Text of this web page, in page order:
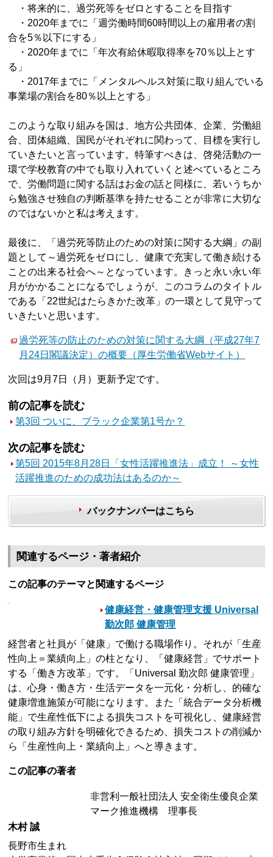
・将来的に、過労死等をゼロとすることを目指す
・2020年までに「週労働時間60時間以上の雇用者の割
合を5％以下にする」
・2020年までに「年次有給休暇取得率を70％以上とす
る」
・2017年までに「メンタルヘルス対策に取り組んでいる
事業場の割合を80％以上とする」
このような取り組みを国は、地方公共団体、企業、労働組
合、団体組織、国民がそれぞれに関わって、目標を実行し
ていきたいと言っています。特筆すべきは、啓発活動の一
環で学校教育の中でも取り入れていくと述べているところ
で、労働問題に関する話はお金の話と同様に、若いうちか
ら勉強させ独自の判断基準を持たせることが非常に大切な
のではないかと私は考えます。
最後に、「過労死等防止のための対策に関する大綱」の副
題として～過労死をゼロにし、健康で充実して働き続ける
ことの出来る社会へ～となっています。きっと永い永い年
月がかかることになるでしょうが、このコラムのタイトル
である「22世紀はたらきかた改革」の一環として見守って
いきたいと思います。
過労死等の防止のための対策に関する大綱（平成27年7
月24日閣議決定）の概要（厚生労働省Webサイト）
次回は9月7日（月）更新予定です。
前の記事を読む
第3回 ついに、ブラック企業第1号か？
次の記事を読む
第5回 2015年8月28日「女性活躍推進法」成立！ ～女性
活躍推進のための成功法はあるのか～
バックナンバーはこちら
関連するページ・著者紹介
この記事のテーマと関連するページ
健康経営・健康管理支援 Universal
勤次郎 健康管理
経営者と社員が「健康」で働ける職場作り。それが「生産
性向上＝業績向上」の柱となり、「健康経営」でサポート
する「働き方改革」です。「Universal 勤次郎 健康管理」
は、心身・働き方・生活データを一元化・分析し、的確な
健康増進施策が可能になります。また「統合データ分析機
能」で生産性低下による損失コストを可視化し、健康経営
の取り組み方針を明確化できるため、損失コストの削減か
ら「生産性向上・業績向上」へと導きます。
この記事の著者
非営利一般社団法人 安全衛生優良企業
マーク推進機構 理事長
木村 誠
長野市生まれ